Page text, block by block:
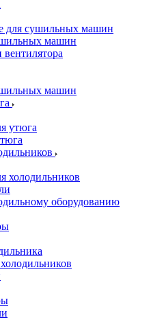
для сушильных машин
машин
машин
утюга
холодильников
оборудованию